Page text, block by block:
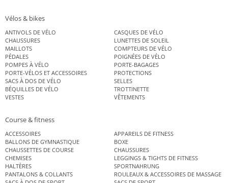
Vélos & bikes
ANTIVOLS DE VÉLO
CASQUES DE VÉLO
CHAUSSURES
LUNETTES DE SOLEIL
MAILLOTS
COMPTEURS DE VÉLO
PÉDALES
POIGNÉES DE VÉLO
POMPES À VÉLO
PORTE-BAGAGES
PORTE-VÉLOS ET ACCESSOIRES
PROTECTIONS
SACS À DOS DE VÉLO
SELLES
BÉQUILLES DE VÉLO
TROTTINETTE
VESTES
VÊTEMENTS
Course & fitness
ACCESSOIRES
APPAREILS DE FITNESS
BALLONS DE GYMNASTIQUE
BOXE
CHAUSSETTES DE COURSE
CHAUSSURES
CHEMISES
LEGGINGS & TIGHTS DE FITNESS
HALTÈRES
SPORTNAHRUNG
PANTALONS & COLLANTS
ROULEAUX & ACCESSOIRES DE MASSAGE